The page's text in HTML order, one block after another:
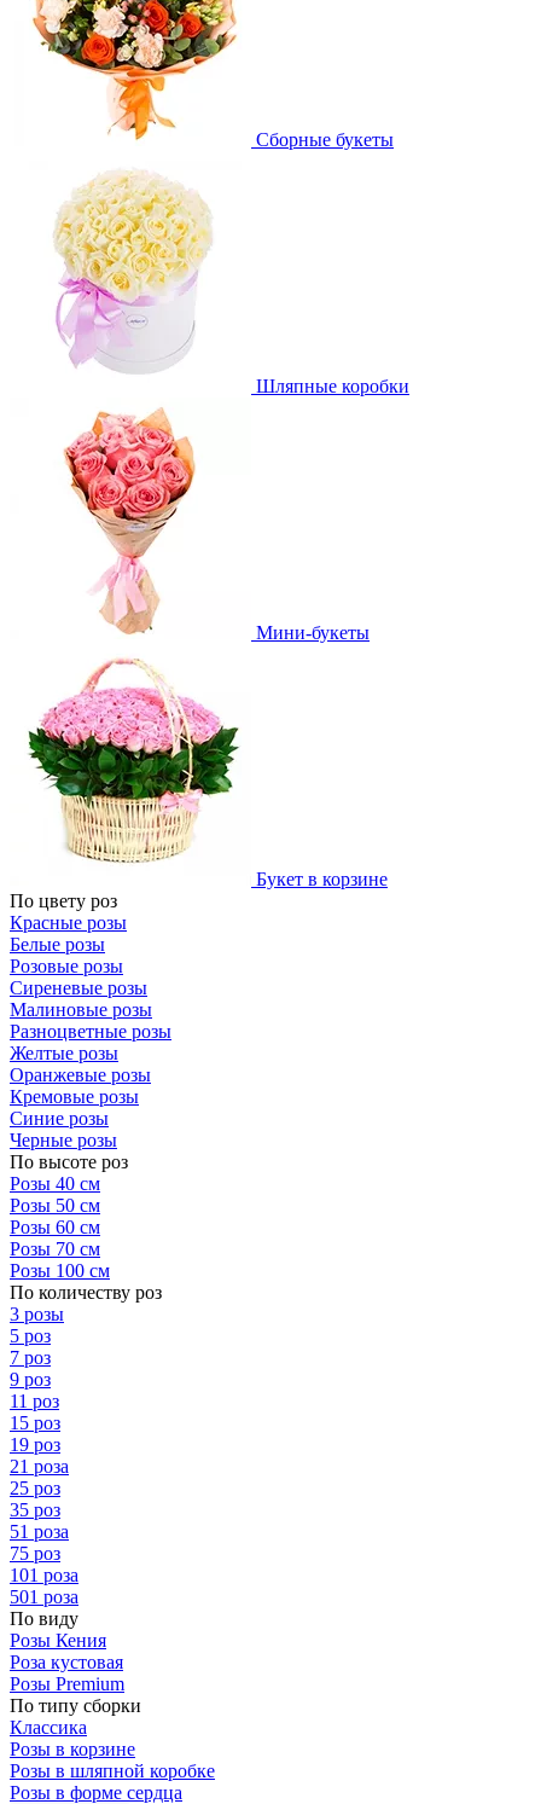
Сборные букеты
Шляпные коробки
Мини-букеты
Букет в корзине
По цвету роз
Красные розы
Белые розы
Розовые розы
Сиреневые розы
Малиновые розы
Разноцветные розы
Желтые розы
Оранжевые розы
Кремовые розы
Синие розы
Черные розы
По высоте роз
Розы 40 см
Розы 50 см
Розы 60 см
Розы 70 см
Розы 100 см
По количеству роз
3 розы
5 роз
7 роз
9 роз
11 роз
15 роз
19 роз
21 роза
25 роз
35 роз
51 роза
75 роз
101 роза
501 роза
По виду
Розы Кения
Роза кустовая
Розы Premium
По типу сборки
Классика
Розы в корзине
Розы в шляпной коробке
Розы в форме сердца